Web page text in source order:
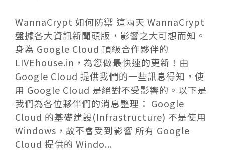
WannaCrypt 如何防禦 這兩天 WannaCrypt
盤據各大資訊新聞頭版，影響之大可想而知。
身為 Google Cloud 頂級合作夥伴的
LIVEhouse.in，為您做最快速的更新！由
Google Cloud 提供我們的一些訊息得知，使
用 Google Cloud 是絕對不受影響的。以下是
我們為各位夥伴們的消息整理： Google
Cloud 的基礎建設(Infrastructure) 不是使用
Windows，故不會受到影響 所有 Google
Cloud 提供的 Windo...